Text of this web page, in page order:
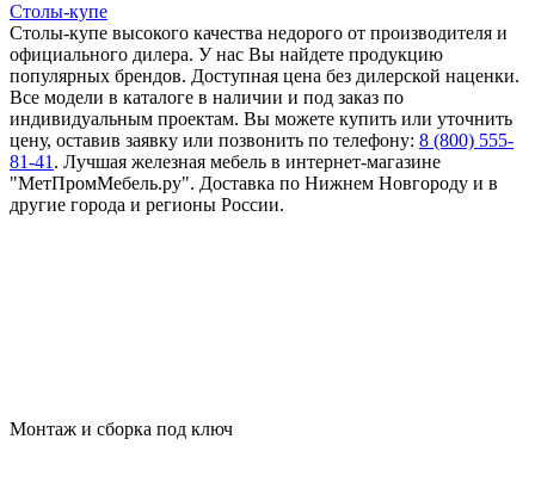
Столы-купе
Столы-купе высокого качества недорого от производителя и
официального дилера. У нас Вы найдете продукцию
популярных брендов. Доступная цена без дилерской наценки.
Все модели в каталоге в наличии и под заказ по
индивидуальным проектам. Вы можете купить или уточнить
цену, оставив заявку или позвонить по телефону: 8 (800) 555-
81-41 . Лучшая железная мебель в интернет-магазине
"МетПромМебель.ру". Доставка по Нижнем Новгороду и в
другие города и регионы России.
Монтаж и сборка под ключ